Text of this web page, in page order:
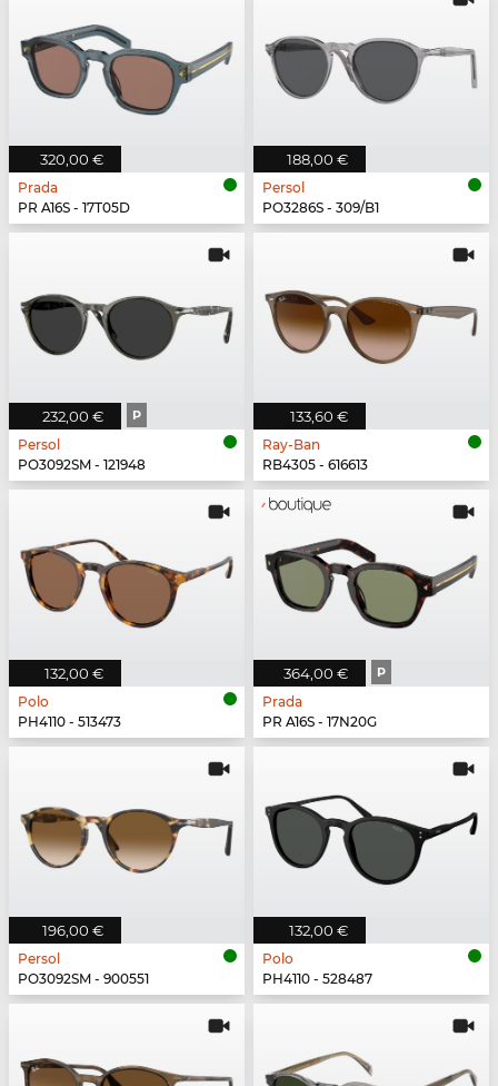
320,00 €
Prada
PR A16S - 17T05D
188,00 €
Persol
PO3286S - 309/B1
232,00 € P
Persol
PO3092SM - 121948
133,60 €
Ray-Ban
RB4305 - 616613
132,00 €
Polo
PH4110 - 513473
364,00 € P
Prada
PR A16S - 17N20G
196,00 €
Persol
PO3092SM - 900551
132,00 €
Polo
PH4110 - 528487